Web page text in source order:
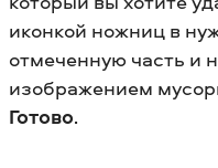
иконкой ножниц в
отмеченную часть и
изображением
Готово.